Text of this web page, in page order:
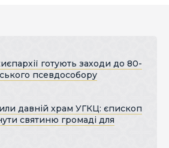
готують заходи до 80-
псевдособору
давній храм УГКЦ: єпископ
святиню громаді для